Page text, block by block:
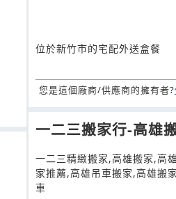
位於新竹市的宅配外送盒餐
您是這個廠商/供應商的擁有者?
一二三搬家行-高雄
搬家
一二三精緻搬家,高雄搬家,高
家推薦,高雄吊車搬家,高雄搬
車